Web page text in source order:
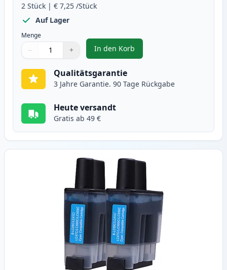
2 Stück | € 7,25 /Stück
Auf Lager
Menge
Verwenden Sie die Tasten, um anzupassen
− +
1
In den Korb
, 2 stück Brother LC900BK
Qualitätsgarantie
3 Jahre Garantie. 90 Tage Rückgabe
Heute versandt
Gratis ab 49 €